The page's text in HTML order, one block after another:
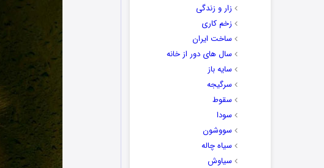
زار و زندگی
زخم کاری
ساخت ایران
سال های دور از خانه
سایه باز
سرگیجه
سقوط
سودا
سووشون
سیاه چاله
سیاوش